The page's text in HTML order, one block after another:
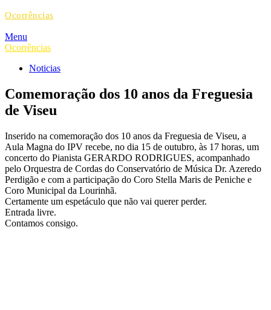
Ocorrências
Menu
Ocorrências
Noticias
Comemoração dos 10 anos da Freguesia
de Viseu
Inserido na comemoração dos 10 anos da Freguesia de Viseu, a
Aula Magna do IPV recebe, no dia 15 de outubro, às 17 horas, um
concerto do Pianista GERARDO RODRIGUES, acompanhado
pelo Orquestra de Cordas do Conservatório de Música Dr. Azeredo
Perdigão e com a participação do Coro Stella Maris de Peniche e
Coro Municipal da Lourinhã.
Certamente um espetáculo que não vai querer perder.
Entrada livre.
Contamos consigo.